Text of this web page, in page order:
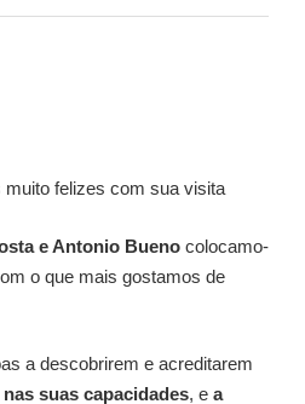
muito felizes com sua visita
e Antonio Bueno colocamo-
o que mais gostamos de
a descobrirem e acreditarem
suas capacidades, e a